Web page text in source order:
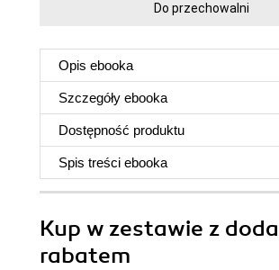
Do przechowalni
Opis ebooka
Szczegóły ebooka
Dostępność produktu
Spis treści ebooka
Kup w zestawie z
rabatem